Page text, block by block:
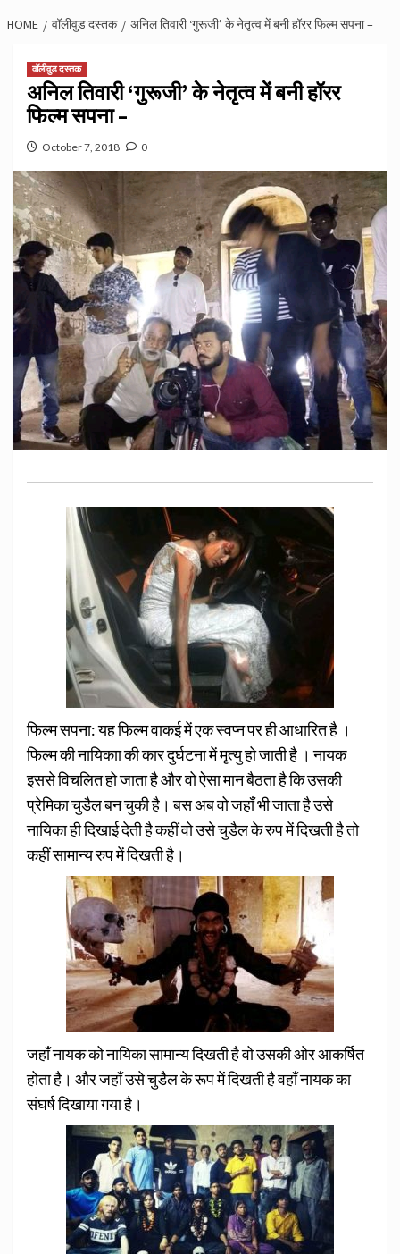
HOME वॉलीवुड दस्तक अनिल तिवारी ‘गुरूजी’ के नेतृत्व में बनी हॉरर फिल्म सपना –
वॉलीवुड दस्तक
अनिल तिवारी ‘गुरूजी’ के नेतृत्व में बनी हॉरर
फिल्म सपना –
October 7, 2018 0
फिल्म सपना: यह फिल्मवाकई में एक स्वप्न पर हीआधारित है ।
फिल्म की नायिकाा की कार दुर्घटना में मृत्यु हो जाती है ।नायक
इससे विचलित हो जाता है और वो ऐसा मान बैठता है कि उसकी
प्रेमिका चुडैल बन चुकी है।बस अब वो जहाँ भी जाता है उसे
नायिका ही दिखाई देती है कहीं वो उसे चुडैल के रुप में दिखती है तो
कहीं सामान्य रुपमें दिखती है।
जहाँ नायक को नायिका सामान्य दिखती है वो उसकी ओर आकर्षित
होता है। और जहाँ उसे चुडैल के रूप मेंं दिखती है वहाँ नायक का
संघर्ष दिखाया गया है।